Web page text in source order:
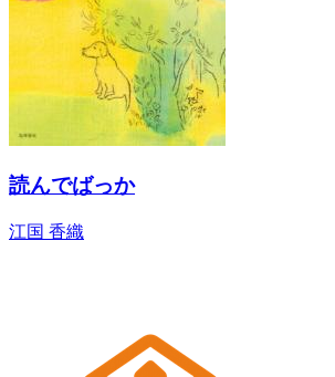
読んでばっか
江国 香織